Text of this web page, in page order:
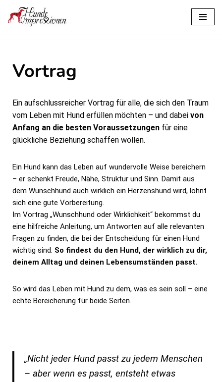
Zum
Vortrag
Ein aufschlussreicher Vortrag für alle, die sich den Traum
vom Leben mit Hund erfüllen möchten – und dabei von
Anfang an die besten Voraussetzungen für eine
glückliche Beziehung schaffen wollen.
Ein Hund kann das Leben auf wundervolle Weise bereichern
– er schenkt Freude, Nähe, Struktur und Sinn. Damit aus
dem Wunschhund auch wirklich ein Herzenshund wird, lohnt
sich eine gute Vorbereitung.
Im Vortrag „Wunschhund oder Wirklichkeit“ bekommst du
eine hilfreiche Anleitung, um Antworten auf alle relevanten
Fragen zu finden, die bei der Entscheidung für einen Hund
wichtig sind. So findest du den Hund, der wirklich zu dir,
deinem Alltag und deinen Lebensumständen passt.
So wird das Leben mit Hund zu dem, was es sein soll – eine
echte Bereicherung für beide Seiten.
„Nicht jeder Hund passt zu jedem Menschen
– aber wenn es passt, entsteht etwas